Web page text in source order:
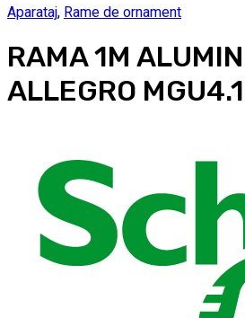
Aparataj, Rame de ornament
RAMA 1M
ALLEGRO